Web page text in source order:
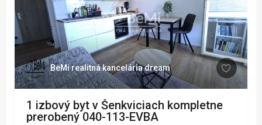
BeMi realitná kancelária dream
1 izbový byt v Šenkviciach kompletne
prerobený 040-113-EVBA